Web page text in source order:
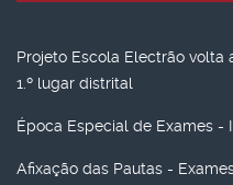
Projeto Escola Electrão
1.º lugar distrital
Época Especial de Exames -
Afixação das Pautas -